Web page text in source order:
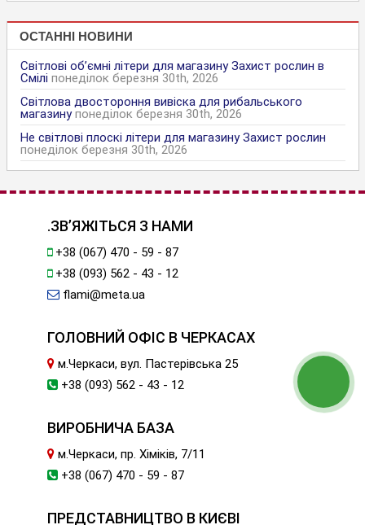
ОСТАННІ НОВИНИ
Світлові об’ємні літери для магазину Захист рослин в
Смілі понеділок березня 30th, 2026
Світлова двостороння вивіска для рибальського
магазину понеділок березня 30th, 2026
Не світлові плоскі літери для магазину Захист рослин
понеділок березня 30th, 2026
.ЗВ’ЯЖІТЬСЯ З НАМИ
+38 (067) 470 - 59 - 87
+38 (093) 562 - 43 - 12
flami@meta.ua
ГОЛОВНИЙ ОФІС В ЧЕРКАСАХ
м.Черкаси, вул. Пастерівська 25
+38 (093) 562 - 43 - 12
ВИРОБНИЧА БАЗА
м.Черкаси, пр. Хіміків, 7/11
+38 (067) 470 - 59 - 87
ПРЕДСТАВНИЦТВО В КИЄВІ